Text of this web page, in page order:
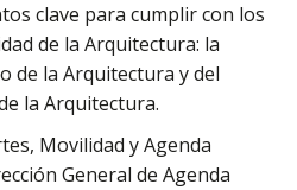
clave para cumplir con los
de la Arquitectura: la
de la Arquitectura y del
la Arquitectura.
Movilidad y Agenda
General de Agenda